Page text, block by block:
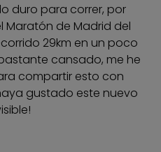
duro para correr, por
Maratón de Madrid del
29km en un poco
cansado, me he
compartir esto con
gustado este nuevo